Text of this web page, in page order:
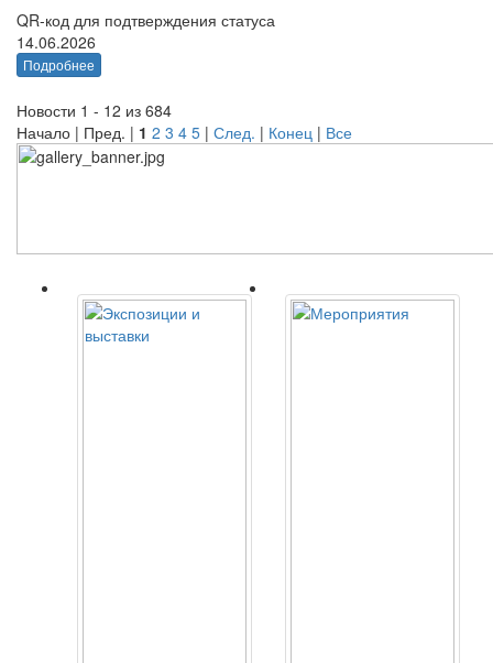
QR-код для подтверждения статуса
14.06.2026
Подробнее
Новости 1 - 12 из 684
Начало | Пред. | 1 2 3 4 5 | След. | Конец | Все